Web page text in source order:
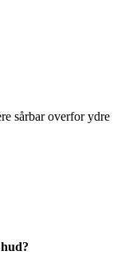
sårbar overfor ydre